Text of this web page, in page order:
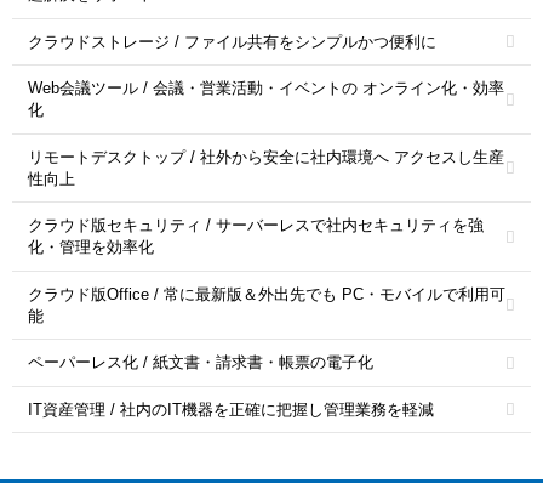
クラウドストレージ / ファイル共有をシンプルかつ便利に
Web会議ツール / 会議・営業活動・イベントの オンライン化・効率
化
リモートデスクトップ / 社外から安全に社内環境へ アクセスし生産
性向上
クラウド版セキュリティ / サーバーレスで社内セキュリティを強
化・管理を効率化
クラウド版Office / 常に最新版＆外出先でも PC・モバイルで利用可
能
ペーパーレス化 / 紙文書・請求書・帳票の電子化
IT資産管理 / 社内のIT機器を正確に把握し管理業務を軽減